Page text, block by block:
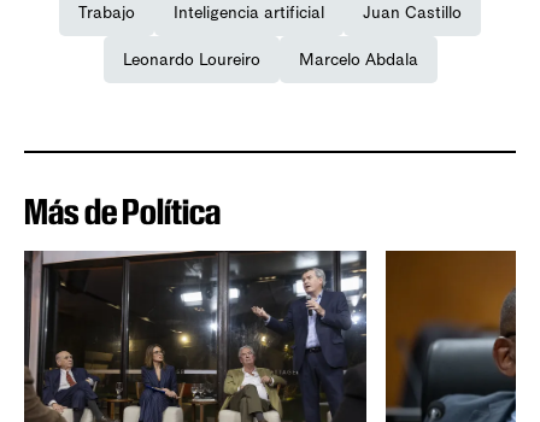
Trabajo Inteligencia artificial Juan Castillo
Leonardo Loureiro Marcelo Abdala
Más de Política